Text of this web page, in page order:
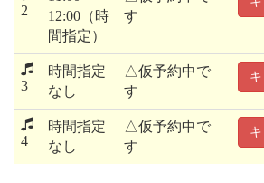
2
12:00（時
間指定）
す
3
時間指定
なし
△仮予約中で
す
4
時間指定
なし
△仮予約中で
す